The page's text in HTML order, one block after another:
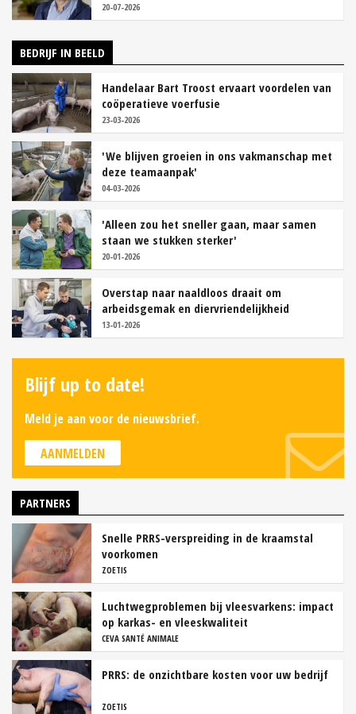
20-07-2026
BEDRIJF IN BEELD
Handelaar Bart Troost ervaart voordelen van
coöperatieve voerfusie
23-03-2026
'We blijven groeien in ons vakmanschap met
deze teamaanpak'
04-03-2026
'Alleen zou het sneller gaan, maar samen
staan we stukken sterker'
20-01-2026
Overstap naar naaldloos draait om
arbeidsgemak en diervriendelijkheid
13-01-2026
Blijf up to date!
Meld je aan voor de nieuwsbrief.
AANMELDEN
PARTNERS
Snelle PRRS-verspreiding in de kraamstal
voorkomen
ZOETIS
Luchtwegproblemen bij vleesvarkens: impact
op karkas- en vleeskwaliteit
CEVA SANTÉ ANIMALE
PRRS: de onzichtbare kosten voor uw bedrijf
ZOETIS